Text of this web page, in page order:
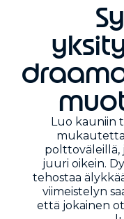
Luo kauniin
polttoväleillä,
juuri oikein.
tehostaa
viimeistelyn
että jokainen